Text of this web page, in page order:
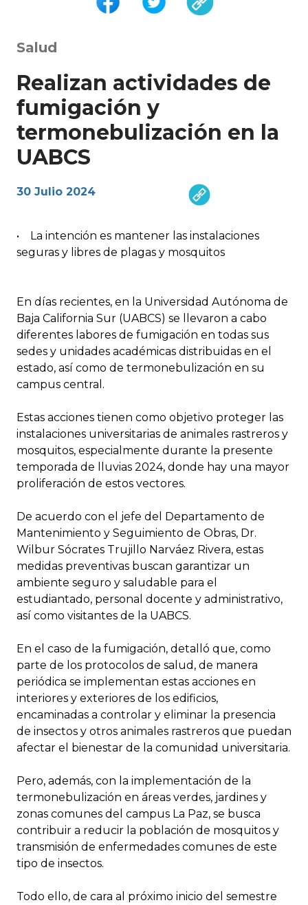
Salud
Realizan actividades de
fumigación y
termonebulización en la
UABCS
30 Julio 2024
• La intención es mantener las instalaciones
seguras y libres de plagas y mosquitos
En días recientes, en la Universidad Autónoma de
Baja California Sur (UABCS) se llevaron a cabo
diferentes labores de fumigación en todas sus
sedes y unidades académicas distribuidas en el
estado, así como de termonebulización en su
campus central.
Estas acciones tienen como objetivo proteger las
instalaciones universitarias de animales rastreros y
mosquitos, especialmente durante la presente
temporada de lluvias 2024, donde hay una mayor
proliferación de estos vectores.
De acuerdo con el jefe del Departamento de
Mantenimiento y Seguimiento de Obras, Dr.
Wilbur Sócrates Trujillo Narváez Rivera, estas
medidas preventivas buscan garantizar un
ambiente seguro y saludable para el
estudiantado, personal docente y administrativo,
así como visitantes de la UABCS.
En el caso de la fumigación, detalló que, como
parte de los protocolos de salud, de manera
periódica se implementan estas acciones en
interiores y exteriores de los edificios,
encaminadas a controlar y eliminar la presencia
de insectos y otros animales rastreros que puedan
afectar el bienestar de la comunidad universitaria.
Pero, además, con la implementación de la
termonebulización en áreas verdes, jardines y
zonas comunes del campus La Paz, se busca
contribuir a reducir la población de mosquitos y
transmisión de enfermedades comunes de este
tipo de insectos.
Todo ello, de cara al próximo inicio del semestre